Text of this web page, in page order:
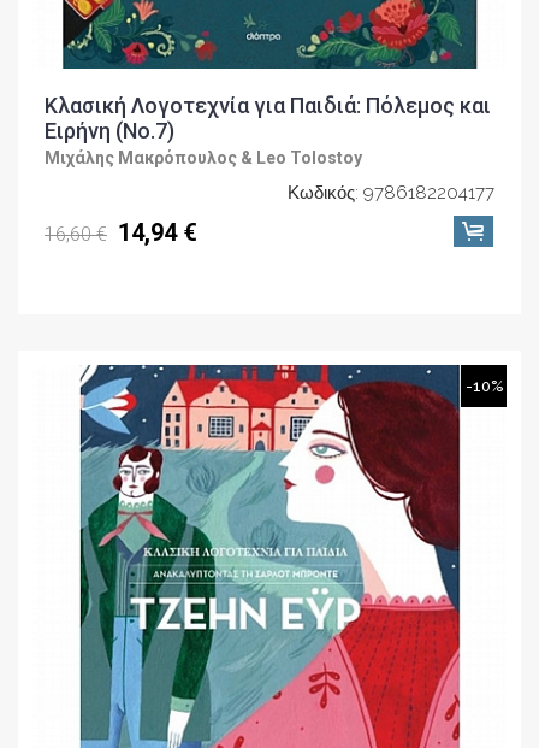
Κλασική Λογοτεχνία για Παιδιά: Πόλεμος και
Ειρήνη (No.7)
Μιχάλης Μακρόπουλος & Leo Tolostoy
Κωδικός: 9786182204177
16,60 € 14,94 €
-10%